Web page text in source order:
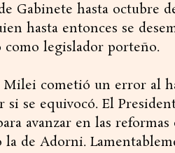
Gabinete hasta octubre
hasta entonces se
legislador porteño.
cometió un error al
se equivocó. El
avanzar en las reformas
la de Adorni.